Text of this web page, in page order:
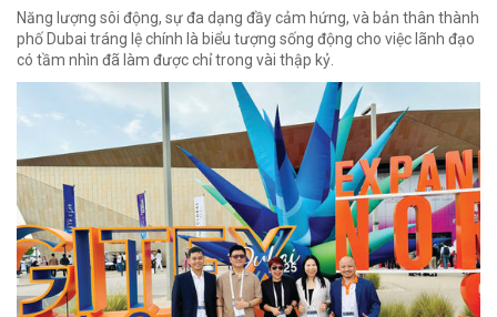
Năng lượng sôi động, sự đa dạng đầy cảm hứng, và bản thân thành
phố Dubai tráng lệ chính là biểu tượng sống động cho việc lãnh đạo
có tầm nhìn đã làm được chỉ trong vài thập kỷ.